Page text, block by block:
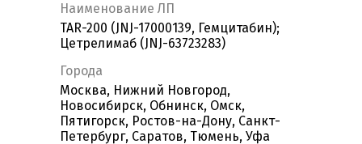
Наименование ЛП
TAR-200 (JNJ-17000139, Гемцитабин);
Цетрелимаб (JNJ-63723283)
Города
Москва, Нижний Новгород,
Новосибирск, Обнинск, Омск,
Пятигорск, Ростов-на-Дону, Санкт-
Петербург, Саратов, Тюмень, Уфа